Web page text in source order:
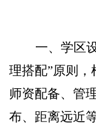
一、学区
理搭配”原则，
师资配备、管
布、距离远近